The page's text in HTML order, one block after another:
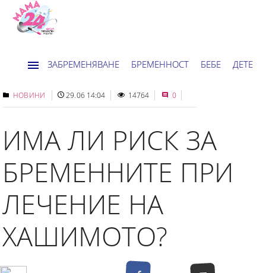
ЗАБРЕМЕНЯВАНЕ БРЕМЕННОСТ БЕБЕ ДЕТЕ
ДОМ НОВИНИ ХОРОСКОП
НОВИНИ 29.06 14:04 14764 0
ИМА ЛИ РИСК ЗА
БРЕМЕННИТЕ ПРИ
ЛЕЧЕНИЕ НА
ХАШИМОТО?